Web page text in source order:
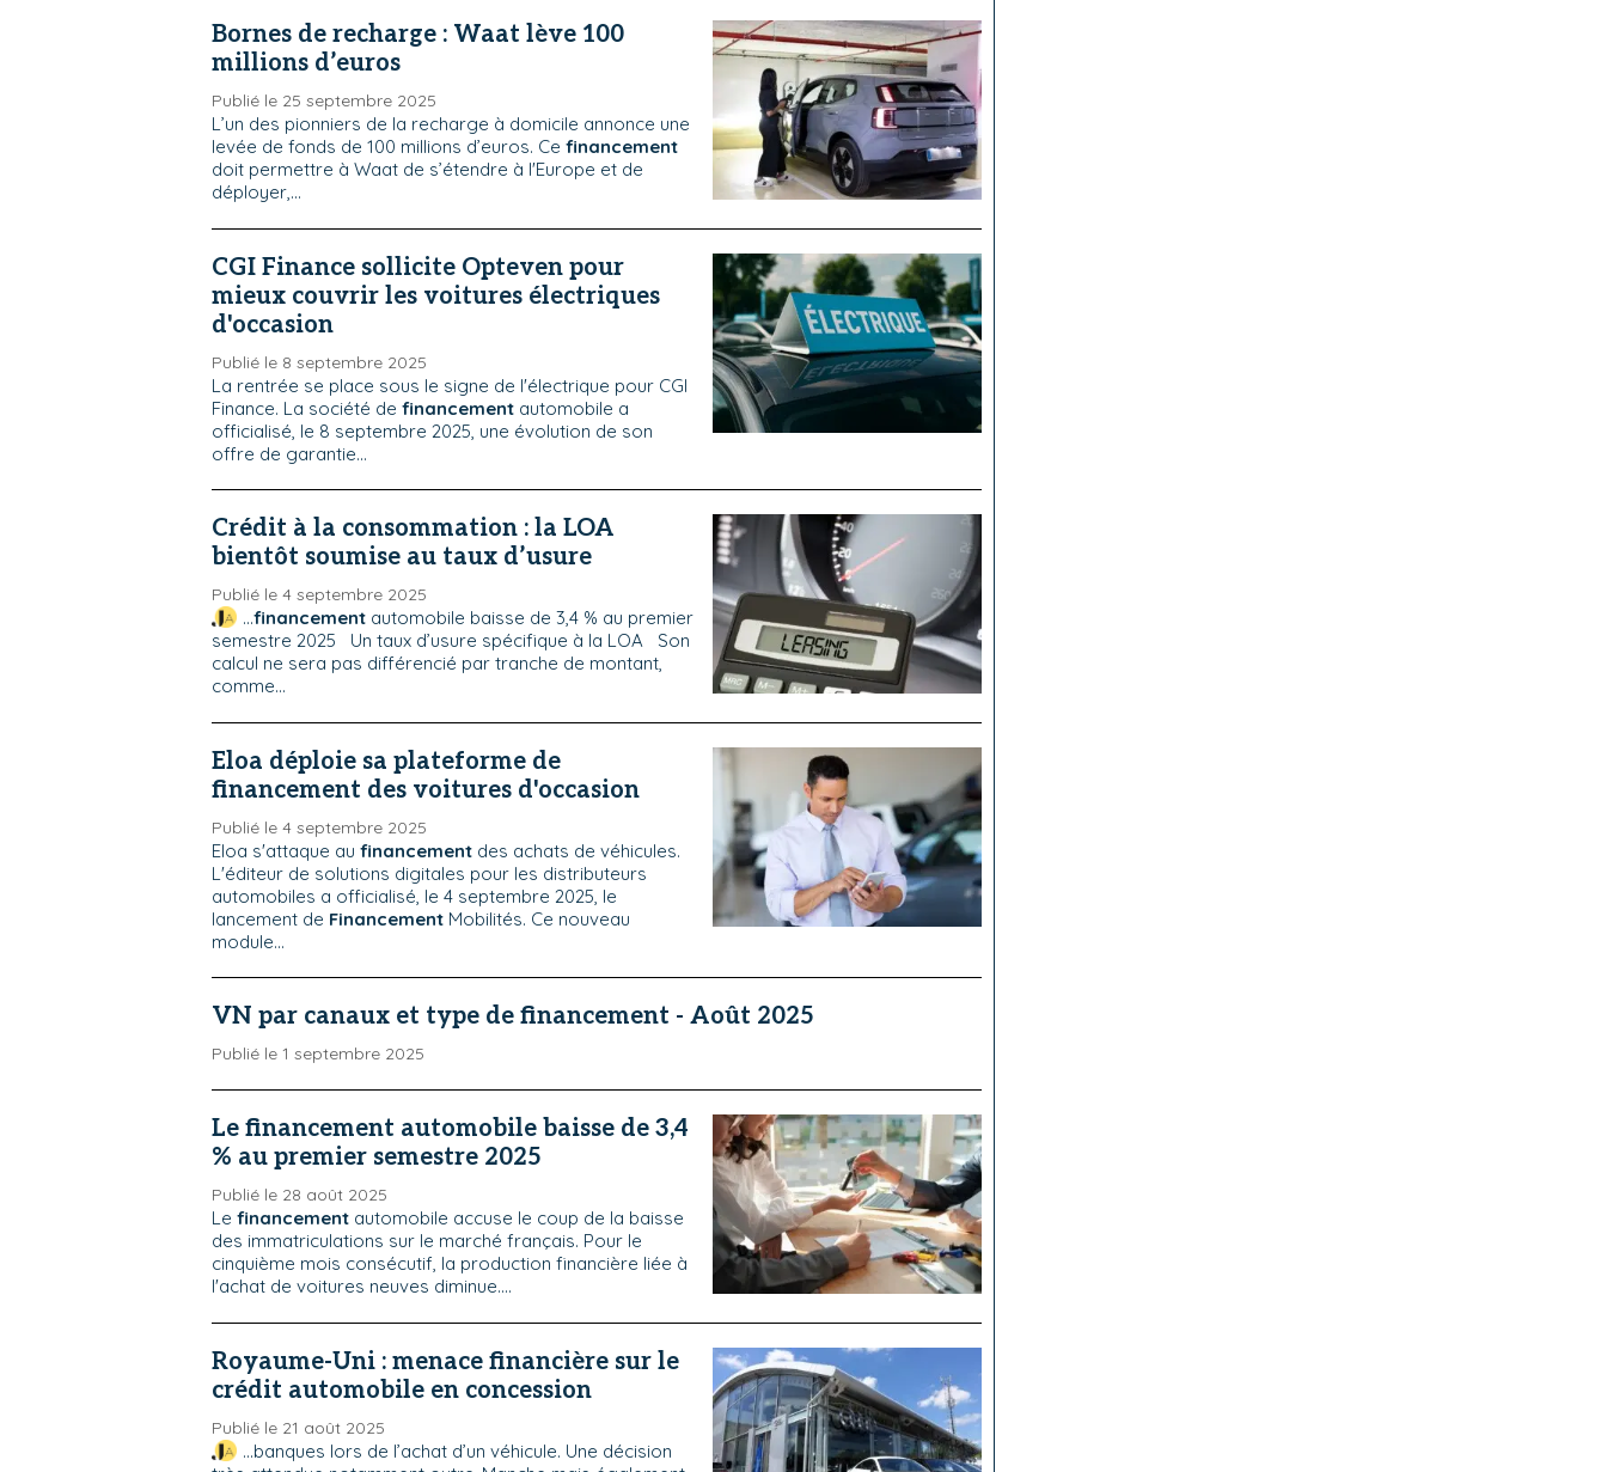
Bornes de recharge : Waat lève 100
millions d’euros
Publié le 25 septembre 2025
L’un des pionniers de la recharge à domicile annonce une
levée de fonds de 100 millions d’euros. Ce financement
doit permettre à Waat de s’étendre à l'Europe et de
déployer,...
CGI Finance sollicite Opteven pour
mieux couvrir les voitures électriques
d'occasion
Publié le 8 septembre 2025
La rentrée se place sous le signe de l'électrique pour CGI
Finance. La société de financement automobile a
officialisé, le 8 septembre 2025, une évolution de son
offre de garantie...
Crédit à la consommation : la LOA
bientôt soumise au taux d’usure
Publié le 4 septembre 2025
...financementautomobile baisse de 3,4 % au premier
semestre 2025 Un taux d’usure spécifique à la LOA Son
calcul ne sera pas différencié par tranche de montant,
comme...
Eloa déploie sa plateforme de
financement des voitures d'occasion
Publié le 4 septembre 2025
Eloa s'attaque au financement des achats de véhicules.
L'éditeur de solutions digitales pour les distributeurs
automobiles a officialisé, le 4 septembre 2025, le
lancement de Financement Mobilités. Ce nouveau
module...
VN par canaux et type de financement - Août 2025
Publié le 1 septembre 2025
Le financement automobile baisse de 3,4
% au premier semestre 2025
Publié le 28 août 2025
Le financement automobile accuse le coup de la baisse
des immatriculations sur le marché français. Pour le
cinquième mois consécutif, la production financière liée à
l'achat de voitures neuves diminue....
Royaume-Uni : menace financière sur le
crédit automobile en concession
Publié le 21 août 2025
...banques lors de l’achat d’un véhicule. Une décision